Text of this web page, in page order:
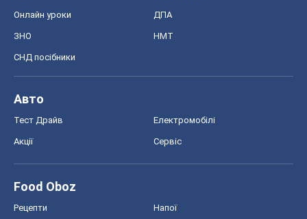
Онлайн уроки ДПА
ЗНО НМТ
СНД посібники
Авто
Тест Драйв Електромобілі
Акції Сервіс
Food Oboz
Рецепти Напої